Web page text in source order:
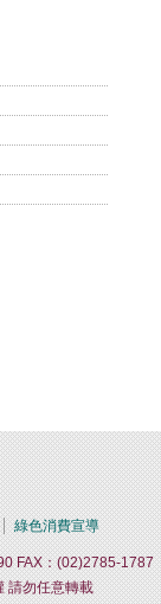
綠色消費宣導
FAX：(02)2785-1787
請勿任意轉載